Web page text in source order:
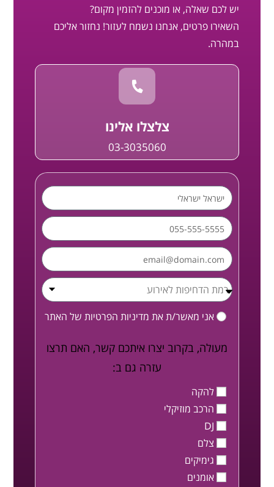
יש לכם שאלה, או מוכנים להזמין מקום?
השאירו פרטים, אנחנו נשמח לעזור! נחזור אליכם
במהרה.
צלצלו אלינו
03-3035060
אני מאשר/ת את מדיניות הפרטיות של האתר
מעולה, בקרוב יצרו איתכם קשר, האם תרצו
עזרה גם ב:
להקה
הרכב מוזיקלי
DJ
צלם
גימיקים
אומנים